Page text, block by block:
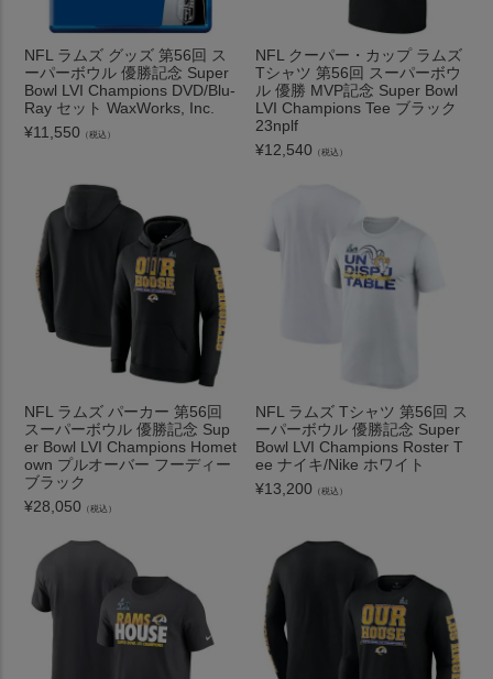
NFL ラムズ グッズ 第56回 ス
ーパーボウル 優勝記念 Super
Bowl LVI Champions DVD/Blu-
Ray セット WaxWorks, Inc.
¥11,550 （税込）
NFL クーパー・カップ ラムズ
Tシャツ 第56回 スーパーボウ
ル 優勝 MVP記念 Super Bowl
LVI Champions Tee ブラック
23nplf
¥12,540 （税込）
NFL ラムズ パーカー 第56回
スーパーボウル 優勝記念 Sup
er Bowl LVI Champions Homet
own プルオーバー フーディー
ブラック
¥28,050 （税込）
NFL ラムズ Tシャツ 第56回 ス
ーパーボウル 優勝記念 Super
Bowl LVI Champions Roster T
ee ナイキ/Nike ホワイト
¥13,200 （税込）